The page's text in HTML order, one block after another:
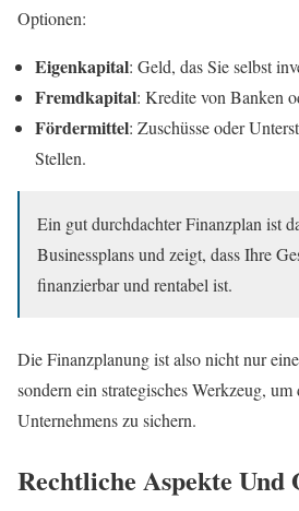
Optionen:
Eigenkapital: Geld, das Sie selbst
Fremdkapital: Kredite von Banken
Fördermittel: Zuschüsse oder
Stellen.
Ein gut durchdachter Finanzplan ist
Businessplans und zeigt, dass Ihre
finanzierbar und rentabel ist.
Die Finanzplanung ist also nicht nur
sondern ein strategisches Werkzeug,
Unternehmens zu sichern.
Rechtliche Aspekte Und